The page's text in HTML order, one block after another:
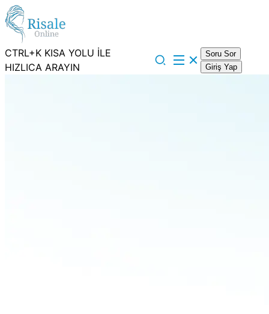
CTRL+K KISA YOLU İLE
HIZLICA ARAYIN
Soru Sor
Giriş Yap